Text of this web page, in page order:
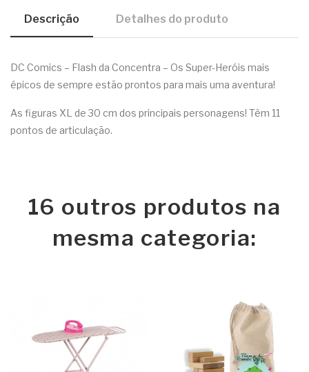
Descrição Detalhes do produto
DC Comics – Flash da Concentra – Os Super-Heróis mais
épicos de sempre estão prontos para mais uma aventura!
As figuras XL de 30 cm dos principais personagens! Têm 11
pontos de articulação.
16 outros produtos na
mesma categoria: